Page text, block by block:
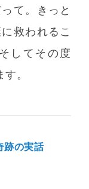
て。きっと
救われるこ
してその度
。
の実話